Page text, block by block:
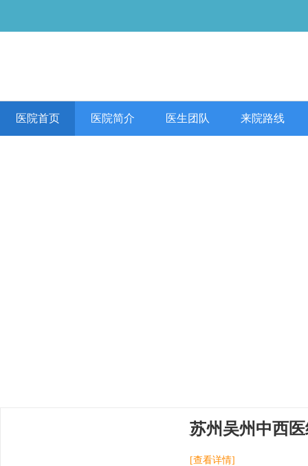
医院首页 医院简介 医生团队 来院路线
苏州吴州中西
[查看详情]